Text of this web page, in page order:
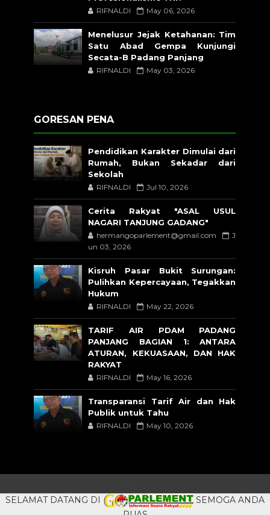
RIFNALDI May 06, 2026
Menelusur Jejak Ketahanan: Tim
Satu Abad Gempa Kunjungi
Secata-B Padang Panjang
RIFNALDI May 03, 2026
GORESAN PENA
Pendidikan Karakter Dimulai dari
Rumah, Bukan Sekadar dari
Sekolah
RIFNALDI Jul 10, 2026
Cerita Rakyat "ASAL USUL
NAGARI TANJUNG GADANG"
hermangoparlement@gmail.com
J
un 03, 2026
Kisruh Pasar Bukit Surungan:
Pulihkan Kepercayaan, Tegakkan
Hukum
RIFNALDI May 22, 2026
TARIF AIR PDAM PADANG
PANJANG BAGIAN 1: ANTARA
ATURAN, KEKUASAAN, DAN HAK
RAKYAT
RIFNALDI May 16, 2026
Transparansi Tarif Air dan Hak
Publik untuk Tahu
RIFNALDI May 10, 2026
SELAMAT DATANG DI
SEMOGA ANDA